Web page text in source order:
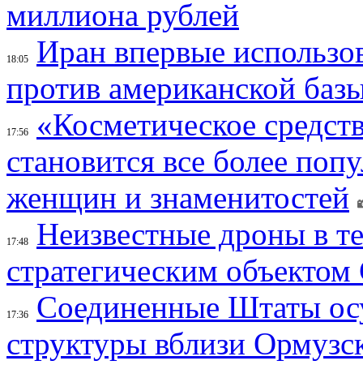
миллиона рублей
18:05
Иран впервые
против американской
17:56
«Косметическое
становится все более
женщин и знаменитостей
17:48
Неизвестные дроны в
стратегическим
17:36
Соединенные Штаты
структуры вблизи